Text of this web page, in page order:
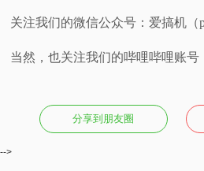
关注我们的微信公众号：爱搞机（
当然，也关注我们的哔哩哔哩账号
分享到朋友圈
-->